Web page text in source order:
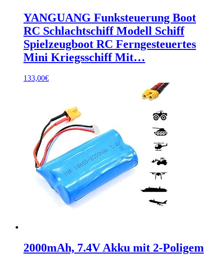
YANGUANG Funksteuerung Boot
RC Schlachtschiff Modell Schiff
Spielzeugboot RC Ferngesteuertes
Mini Kriegsschiff Mit…
133,00€
2000mAh, 7.4V Akku mit 2-Poligem